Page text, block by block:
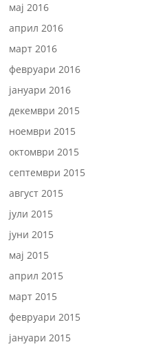
мај 2016
април 2016
март 2016
февруари 2016
јануари 2016
декември 2015
ноември 2015
октомври 2015
септември 2015
август 2015
јули 2015
јуни 2015
мај 2015
април 2015
март 2015
февруари 2015
јануари 2015